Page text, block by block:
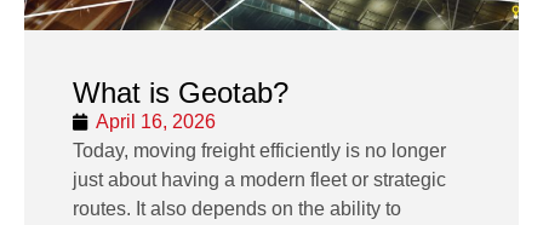
What is Geotab?
April 16, 2026
Today, moving freight efficiently is no longer
just about having a modern fleet or strategic
routes. It also depends on the ability to